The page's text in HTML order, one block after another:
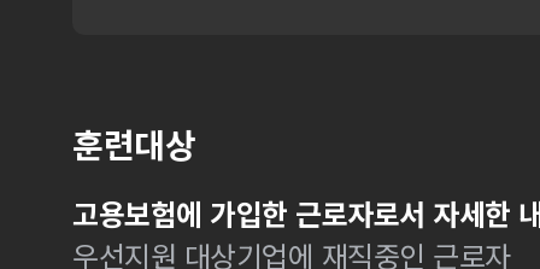
훈련대상
고용보험에 가입한 근로자로서 자세한
우선지원 대상기업에 재직중인 근로자